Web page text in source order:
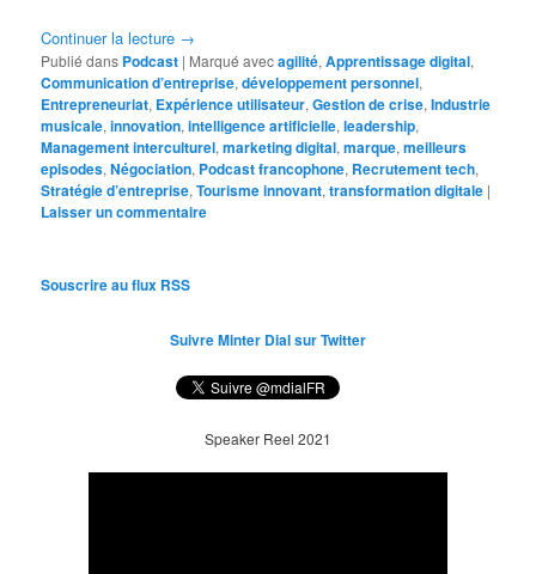
Continuer la lecture →
Publié dans Podcast | Marqué avecagilité,Apprentissage digital,
Communication d’entreprise,développement personnel,
Entrepreneuriat, Expérience utilisateur,Gestion de crise,Industrie
musicale,innovation,intelligence artificielle,leadership,
Management interculturel,marketing digital,marque,meilleurs
episodes,Négociation, Podcast francophone, Recrutement tech,
Stratégie d’entreprise,Tourisme innovant,transformation digitale |
Laisser un commentaire
Souscrire au flux RSS
Suivre Minter Dial sur Twitter
Speaker Reel 2021